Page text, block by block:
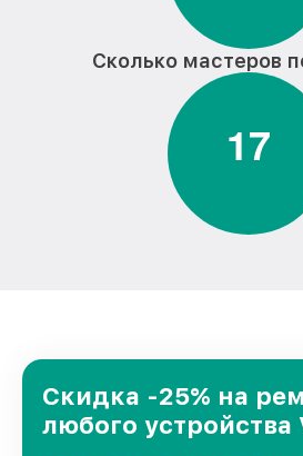
Сколько мастеров
17
Скидка -25% на
любого устройства